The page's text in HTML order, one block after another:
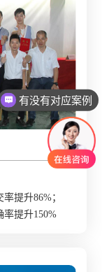
提升86%；
率提升150%
有没有对应案例